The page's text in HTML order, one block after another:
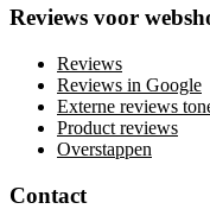
Reviews voor
Reviews
Reviews in Google
Externe reviews
Product reviews
Overstappen
Contact